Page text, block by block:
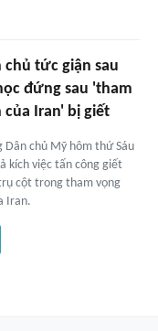
chủ tức giận sau
đứng sau 'tham
Iran' bị giết
Dân chủ Mỹ hôm thứ Sáu
kích việc tấn công giết
cột trong tham vọng
Iran.